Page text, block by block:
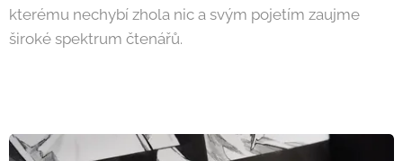
kterému nechybí zhola nic a svým pojetím zaujme
široké spektrum čtenářů.